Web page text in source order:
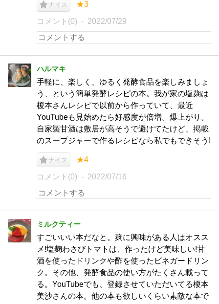
ナイス ★3
コメント(0) 2022/07/29
ハルマキ
手軽に、楽しく、ゆるく発酵食品を楽しみましょ
う、という簡単発酵レシピの本。我が家の塩麹は
榎本さんレシピで以前から作っていて、最近
YouTubeも見始めたら好感度が倍増。爆上がり。
自家製甘酒は敷居が高そうで避けてたけど、掲載
のスープジャーで作るレシピなら私でもできそう!
ナイス ★4
コメント(0) 2022/07/16
ミルクティー
すごいいい本だなと。麹に興味がある人はオスス
メ!塩麹わさびトマトは、作ったけど美味しい!甘
酒を使ったドリンクや酢を使ったビネガードリン
ク。その他、発酵食品の使い方がたくさん載って
る。YouTubeでも、登録させていただいてる榎本
美沙さんの本。他の本も欲しいくらい素敵な本で